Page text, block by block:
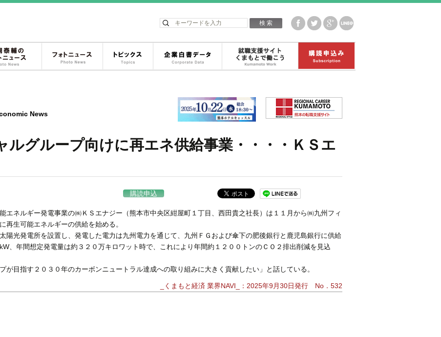
企業白書データ
News
ルグループ向けに再エネ供給事業・・・・ＫＳエ
購読申込
ネルギー発電事業の㈱ＫＳエナジー（熊本市中央区紺屋町１丁目、西田貴之社長）は１１月から㈱九州フィ
再生可能エネルギーの供給を始める。
陽光発電所を設置し、発電した電力は九州電力を通じて、九州ＦＧおよび傘下の肥後銀行と鹿児島銀行に供給
、年間想定発電量は約３２０万キロワット時で、これにより年間約１２００トンのＣＯ２排出削減を見込
目指す２０３０年のカーボンニュートラル達成への取り組みに大きく貢献したい」と話している。
_くまもと経済 業界NAVI_：2025年9月30日発行 No．532